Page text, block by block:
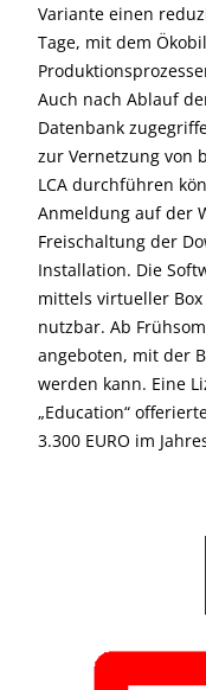
Variante einen
Tage, mit dem
Auch nach Ablauf
Datenbank
zur Vernetzung von
LCA durchführen
Anmeldung auf der
Freischaltung der
Installation. Die
mittels virtueller
nutzbar. Ab
angeboten, mit der
werden kann. Eine
„Education“
3.300 EURO im